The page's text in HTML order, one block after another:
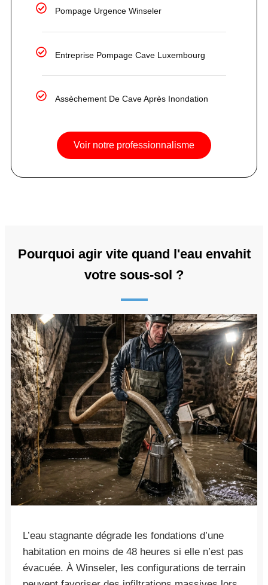
Pompage Urgence Winseler
Entreprise Pompage Cave Luxembourg
Assèchement De Cave Après Inondation
Voir notre professionnalisme
Pourquoi agir vite quand l'eau envahit
votre sous-sol ?
L’eau stagnante dégrade les fondations d’une
habitation en moins de 48 heures si elle n’est pas
évacuée. À Winseler, les configurations de terrain